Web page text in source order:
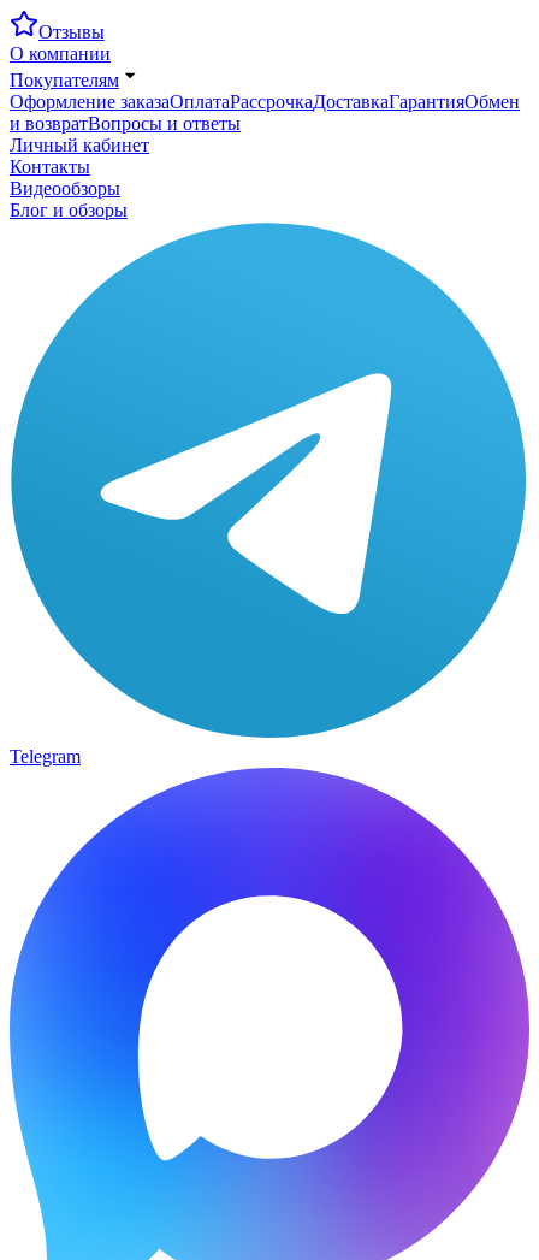
Отзывы
О компании
Покупателям
Оформление заказаОплатаРассрочкаДоставкаГарантияОбмен
и возвратВопросы и ответы
Личный кабинет
Контакты
Видеообзоры
Блог и обзоры
Telegram